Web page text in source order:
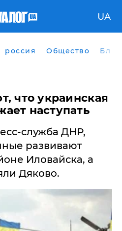
UA
россия Общество
что украинская
наступать
служба ДНР,
развивают
Иловайска, а
Дяково.